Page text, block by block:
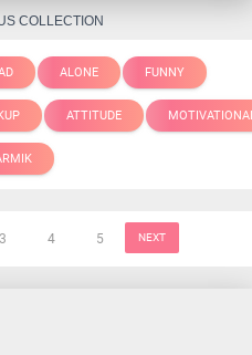
COLLECTION
ALONE FUNNY
ATTITUDE
3 4 5 NEXT